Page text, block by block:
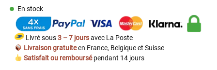
En stock
Livré sous3 – 7 joursavec La Poste
Livraison gratuiteen France, Belgique et Suisse
Satisfait ou remboursépendant 14 jours